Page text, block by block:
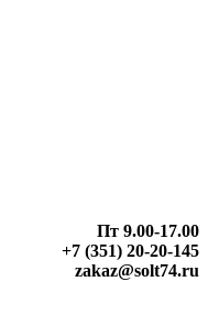
Пт 9.00-17.00
+7 (351) 20-20-145
zakaz@solt74.ru